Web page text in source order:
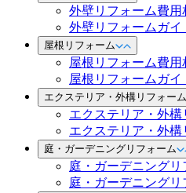
外壁リフォーム費用
外壁リフォームガイ
屋根リフォーム
屋根リフォーム費用
屋根リフォームガイ
エクステリア・外構リフォーム
エクステリア・外
エクステリア・外構
庭・ガーデニングリフォーム
庭・ガーデニング
庭・ガーデニングリ